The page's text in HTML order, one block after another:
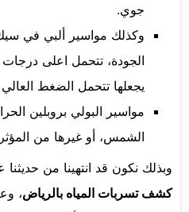
جوي.
وكذلك مواسير ألبي في
يجعلها تتحمل الضغط العالي
مواسير البولي بروبلين
الشمس، أو غيرها من
وبذلك نكون قد انتهينا من
كشف تسربات المياه بالرياض،